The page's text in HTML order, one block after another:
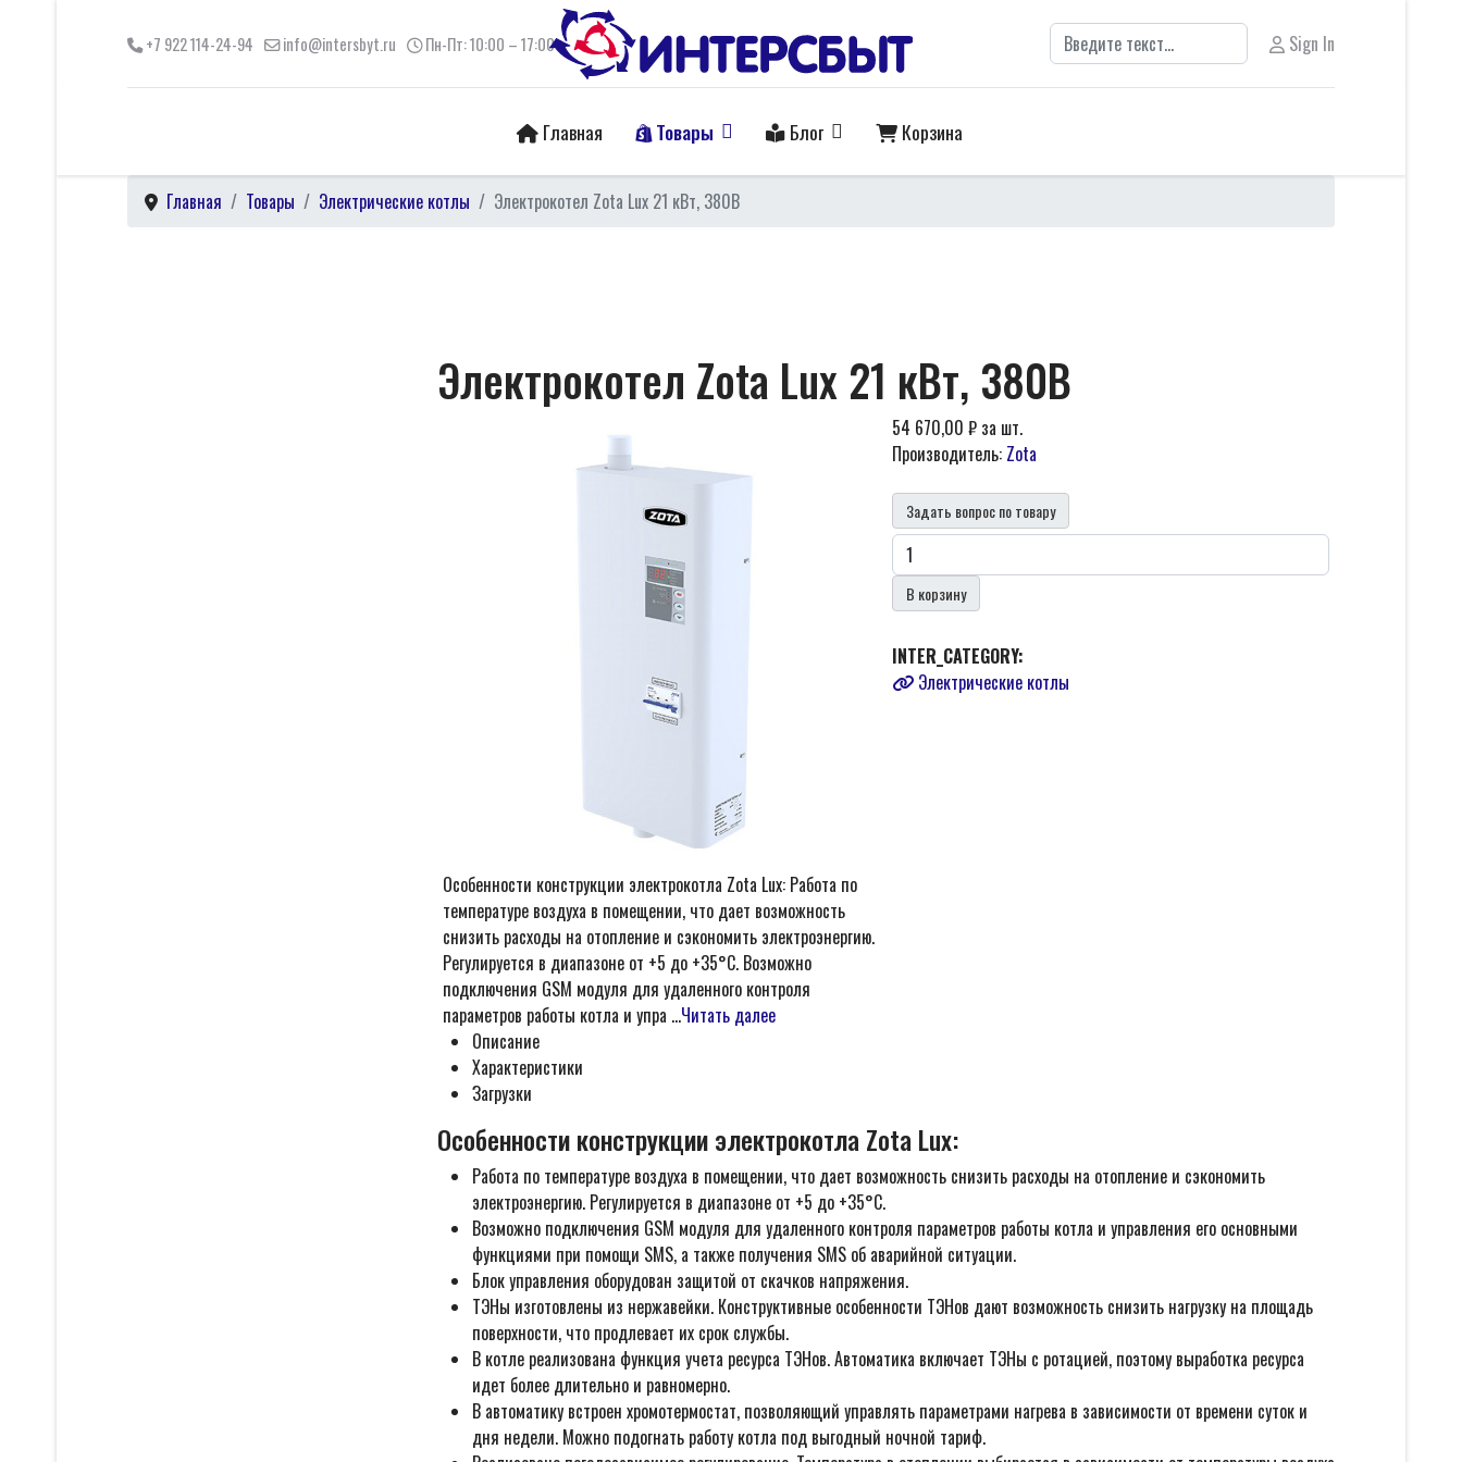
+7 922 114-24-94 info@intersbyt.ru Пн-Пт: 10:00 – 17:00 Поиск Sign In
Главная Товары Блог Корзина
Главная Товары Электрические котлы Электрокотел Zota Lux 21 кВт, 380В
Электрокотел Zota Lux 21 кВт, 380В
Особенности конструкции электрокотла Zota Lux: Работа по
температуре воздуха в помещении, что дает возможность
снизить расходы на отопление и сэкономить электроэнергию.
Регулируется в диапазоне от +5 до +35°С. Возможно
подключения GSM модуля для удаленного контроля
параметров работы котла и упра ...Читать далее
54 670,00 ₽ за шт.
Производитель: Zota
Задать вопрос по товару
В корзину
INTER_CATEGORY:
Электрические котлы
Описание
Характеристики
Загрузки
Особенности конструкции электрокотла Zota Lux:
Работа по температуре воздуха в помещении, что дает возможность снизить расходы на отопление и сэкономить
электроэнергию. Регулируется в диапазоне от +5 до +35°С.
Возможно подключения GSM модуля для удаленного контроля параметров работы котла и управления его основными
функциями при помощи SMS, а также получения SMS об аварийной ситуации.
Блок управления оборудован защитой от скачков напряжения.
ТЭНы изготовлены из нержавейки. Конструктивные особенности ТЭНов дают возможность снизить нагрузку на площадь
поверхности, что продлевает их срок службы.
В котле реализована функция учета ресурса ТЭНов. Автоматика включает ТЭНы с ротацией, поэтому выработка ресурса
идет более длительно и равномерно.
В автоматику встроен хромотермостат, позволяющий управлять параметрами нагрева в зависимости от времени суток и
дня недели. Можно подогнать работу котла под выгодный ночной тариф.